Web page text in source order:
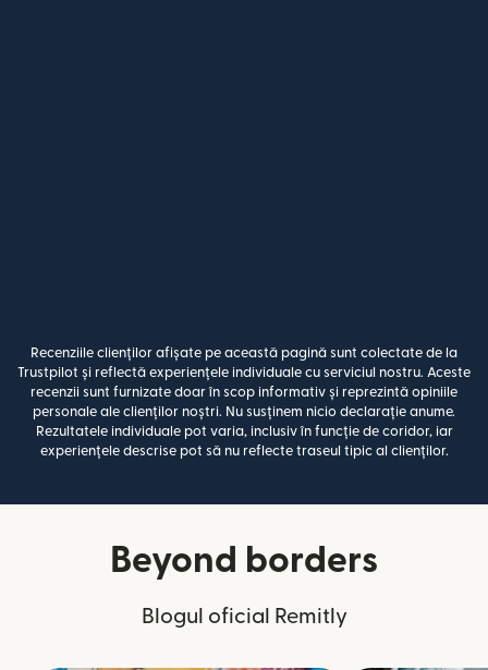
Recenziile clienților afișate pe această pagină sunt colectate de la
Trustpilot și reflectă experiențele individuale cu serviciul nostru. Aceste
recenzii sunt furnizate doar în scop informativ și reprezintă opiniile
personale ale clienților noștri. Nu susținem nicio declarație anume.
Rezultatele individuale pot varia, inclusiv în funcție de coridor, iar
experiențele descrise pot să nu reflecte traseul tipic al clienților.
Beyond borders
Blogul oficial Remitly